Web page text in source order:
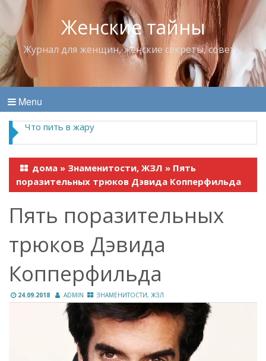
Женские тайны
Журнал для женщин, женские секреты, советы
Menu
Что пить в жару
дома » Знаменитости, ЖЗЛ » Пять
поразительных трюков Дэвида Копперфильда
Пять поразительных
трюков Дэвида
Копперфильда
24.09.2018 ADMIN ЗНАМЕНИТОСТИ, ЖЗЛ